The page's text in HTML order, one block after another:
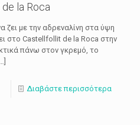
la Roca
ζει με την αδρεναλίνη στα ύψη
στο Castellfollit de la Roca στην
πάνω στον γκρεμό, το
[…]
Διαβάστε περισσότερα